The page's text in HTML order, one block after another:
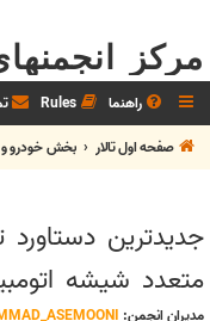
مرکز
راهنما Rules
صفحه اول تالار
بخش خودرو و
جديدترين
متعدد شيشه
مدیران انجمن: